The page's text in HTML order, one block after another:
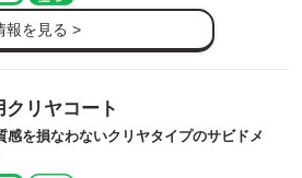
報を見る >
クリヤコート
感を損なわないクリヤタイプのサビドメ